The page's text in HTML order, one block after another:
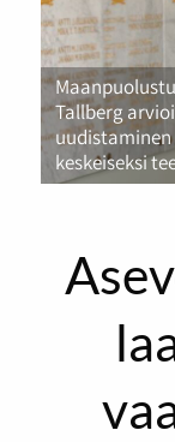
Tallberg
uudistaminen
keskeiseksi